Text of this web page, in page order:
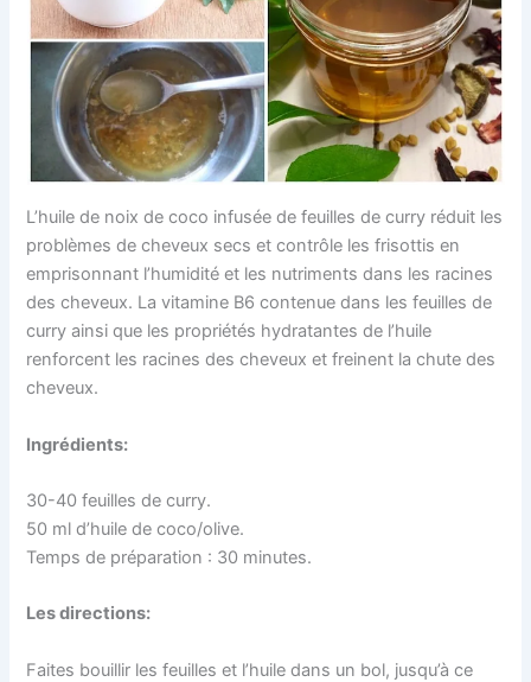
L’huile de noix de coco infusée de feuilles de curry réduit les
problèmes de cheveux secs et contrôle les frisottis en
emprisonnant l’humidité et les nutriments dans les racines
des cheveux. La vitamine B6 contenue dans les feuilles de
curry ainsi que les propriétés hydratantes de l’huile
renforcent les racines des cheveux et freinent la chute des
cheveux.
Ingrédients:
30-40 feuilles de curry.
50 ml d’huile de coco/olive.
Temps de préparation : 30 minutes.
Les directions:
Faites bouillir les feuilles et l’huile dans un bol, jusqu’à ce